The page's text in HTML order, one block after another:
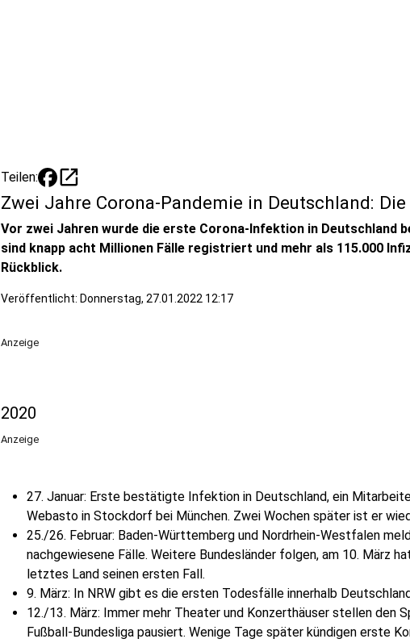
Teilen: open_in_new
Zwei Jahre Corona-Pandemie in Deutschland:
Vor zwei Jahren wurde die erste Corona-Infektion in Deutschland
sind knapp acht Millionen Fälle registriert und mehr als 115.000
Rückblick.
Veröffentlicht: Donnerstag, 27.01.2022 12:17
Anzeige
2020
Anzeige
27. Januar: Erste bestätigte Infektion in Deutschland, ein
Webasto in Stockdorf bei München. Zwei Wochen später ist er
25./26. Februar: Baden-Württemberg und Nordrhein-Westfalen
nachgewiesene Fälle. Weitere Bundesländer folgen, am 10. März
letztes Land seinen ersten Fall.
9. März: In NRW gibt es die ersten Todesfälle innerhalb
12./13. März: Immer mehr Theater und Konzerthäuser stellen den
Fußball-Bundesliga pausiert. Wenige Tage später kündigen erste